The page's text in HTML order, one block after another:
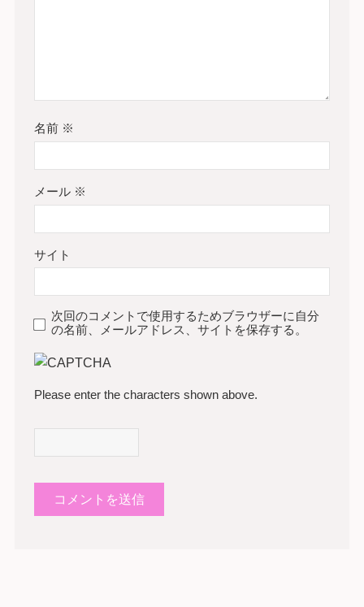
名前 ※
メール ※
サイト
次回のコメントで使用するためブラウザーに自分
の名前、メールアドレス、サイトを保存する。
Please enter the characters shown above.